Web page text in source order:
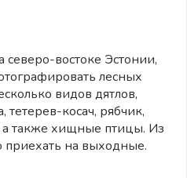
северо-востоке Эстонии,
лесных
видов дятлов,
тетерев-косач, рябчик,
а также хищные птицы. Из
на выходные.